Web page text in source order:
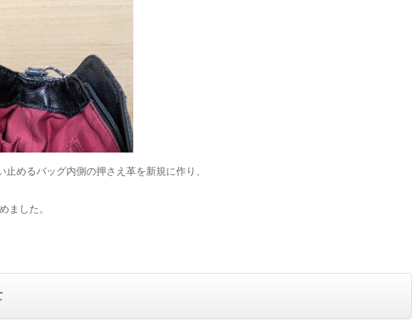
止めるバッグ内側の押さえ革を新規に作り、
ました。